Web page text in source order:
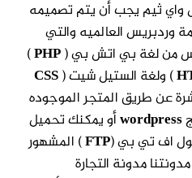
واي ثيم يجب أن يتم تصميمه
والتي
من لغة بي اتش بي (PHP
)
) ولغة الستيل شيت (CSS
عن طريق المتجرالموجوده
wordpressأو يمكنك تحميل
اف تي بي (FTP) المشهور
مدونة التجارة